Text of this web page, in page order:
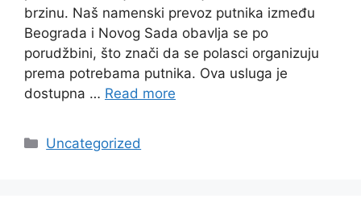
brzinu. Naš namenski prevoz putnika između
Beograda i Novog Sada obavlja se po
porudžbini, što znači da se polasci organizuju
prema potrebama putnika. Ova usluga je
dostupna … Read more
Categories
Uncategorized